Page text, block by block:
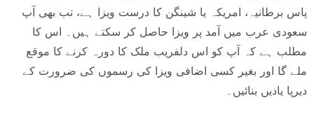
پاس برطانیہ، امریکہ یا شینگن کا درست ویزا ہے، تب بھی آپ
سعودی عرب میں آمد پر ویزا حاصل کر سکتے ہیں۔ اس کا
مطلب ہے کہ آپ کو اس دلفریب ملک کا دورہ کرنے کا موقع
ملے گا اور بغیر کسی اضافی ویزا کی رسموں کی ضرورت کے
دیرپا یادیں بنائیں۔